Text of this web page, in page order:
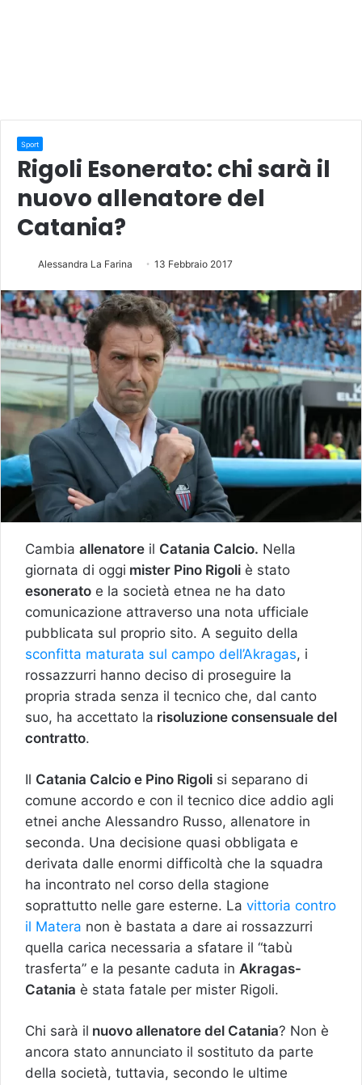
Sport
Rigoli Esonerato: chi sarà il
nuovo allenatore del
Catania?
Alessandra La Farina 13 Febbraio 2017
Cambia allenatore il Catania Calcio. Nella
giornata di oggi mister Pino Rigoli è stato
esonerato e la società etnea ne ha dato
comunicazione attraverso una nota ufficiale
pubblicata sul proprio sito. A seguito della
sconfitta maturata sul campo dell’Akragas, i
rossazzurri hanno deciso di proseguire la
propria strada senza il tecnico che, dal canto
suo, ha accettato la risoluzione consensuale del
contratto.
Il Catania Calcio e Pino Rigoli si separano di
comune accordo e con il tecnico dice addio agli
etnei anche Alessandro Russo, allenatore in
seconda. Una decisione quasi obbligata e
derivata dalle enormi difficoltà che la squadra
ha incontrato nel corso della stagione
soprattutto nelle gare esterne. La vittoria contro
il Matera non è bastata a dare ai rossazzurri
quella carica necessaria a sfatare il “tabù
trasferta” e la pesante caduta in Akragas-
Catania è stata fatale per mister Rigoli.
Chi sarà il nuovo allenatore del Catania? Non è
ancora stato annunciato il sostituto da parte
della società, tuttavia, secondo le ultime